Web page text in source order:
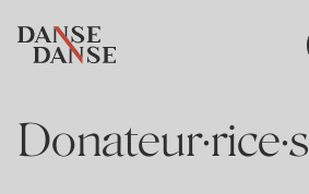
Donateur·rice·s